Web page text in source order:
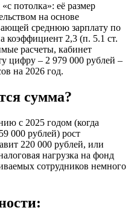
потолка»: её размер
на основе
среднюю зарплату по
2,3 (п. 5.1 ст.
расчеты, кабинет
цифру – 2 979 000 рублей –
на 2026 год.
сумма?
с 2025 годом (когда
000 рублей) рост
220 000 рублей, или
нагрузка на фонд
сотрудников немного